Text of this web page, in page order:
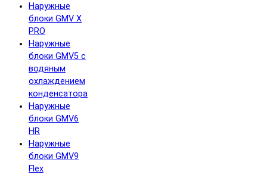
Наружные
блоки GMV X
PRO
Наружные
блоки GMV5 с
водяным
охлаждением
конденсатора
Наружные
блоки GMV6
HR
Наружные
блоки GMV9
Flex